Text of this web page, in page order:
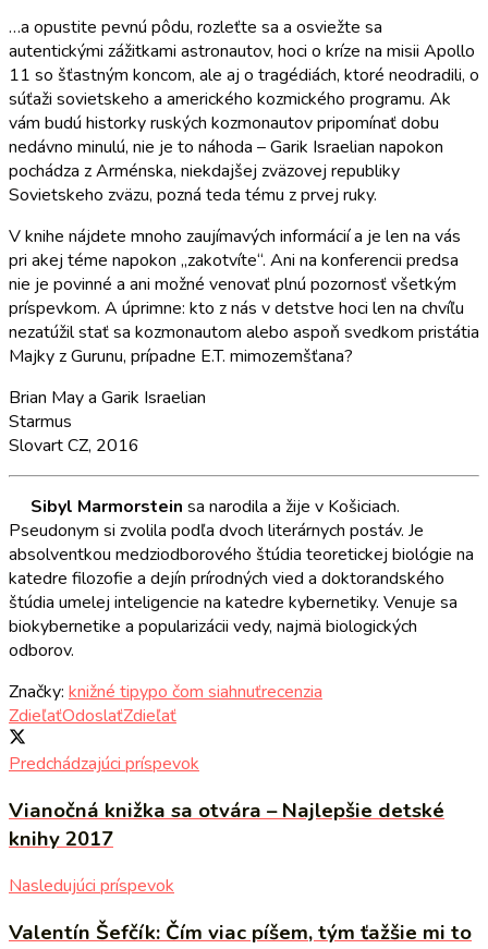
…a opustite pevnú pôdu, rozleťte sa a osviežte sa
autentickými zážitkami astronautov, hoci o kríze na misii Apollo
11 so šťastným koncom, ale aj o tragédiách, ktoré neodradili, o
súťaži sovietskeho a amerického kozmického programu. Ak
vám budú historky ruských kozmonautov pripomínať dobu
nedávno minulú, nie je to náhoda – Garik Israelian napokon
pochádza z Arménska, niekdajšej zväzovej republiky
Sovietskeho zväzu, pozná teda tému z prvej ruky.
V knihe nájdete mnoho zaujímavých informácií a je len na vás
pri akej téme napokon „zakotvíte“. Ani na konferencii predsa
nie je povinné a ani možné venovať plnú pozornosť všetkým
príspevkom. A úprimne: kto z nás v detstve hoci len na chvíľu
nezatúžil stať sa kozmonautom alebo aspoň svedkom pristátia
Majky z Gurunu, prípadne E.T. mimozemšťana?
Brian May a Garik Israelian
Starmus
Slovart CZ, 2016
Sibyl Marmorstein sa narodila a žije v Košiciach.
Pseudonym si zvolila podľa dvoch literárnych postáv. Je
absolventkou medziodborového štúdia teoretickej biológie na
katedre filozofie a dejín prírodných vied a doktorandského
štúdia umelej inteligencie na katedre kybernetiky. Venuje sa
biokybernetike a popularizácii vedy, najmä biologických
odborov.
Značky: knižné tipypo čom siahnuťrecenzia
ZdieľaťOdoslaťZdieľať
Predchádzajúci príspevok
Vianočná knižka sa otvára – Najlepšie detské
knihy 2017
Nasledujúci príspevok
Valentín Šefčík: Čím viac píšem, tým ťažšie mi to